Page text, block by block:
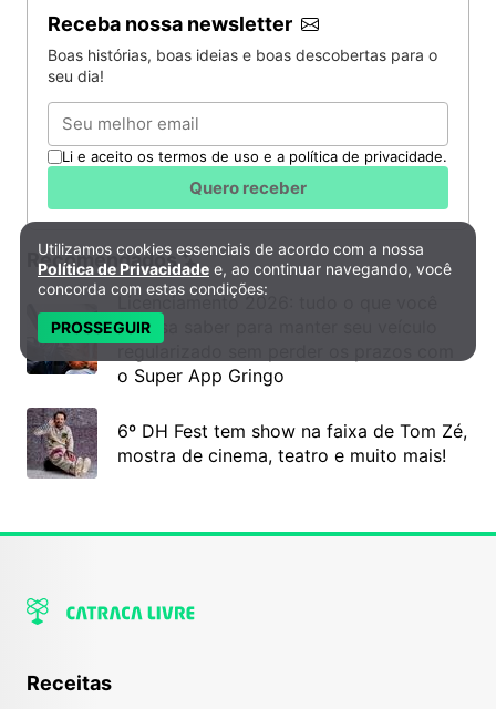
Receba nossa newsletter
Boas histórias, boas ideias e boas descobertas para o
seu dia!
Email
Li e aceito os termos de uso e a política de privacidade.
Quero receber
Recomendados
Licenciamento 2026: tudo o que você
precisa saber para manter seu veículo
regularizado sem perder os prazos com
o Super App Gringo
6º DH Fest tem show na faixa de Tom Zé,
mostra de cinema, teatro e muito mais!
Receitas
Política de Privacidade e Cookies
Utilizamos cookies essenciais de acordo com a nossa
Política de Privacidade e, ao continuar navegando, você
concorda com estas condições:
PROSSEGUIR